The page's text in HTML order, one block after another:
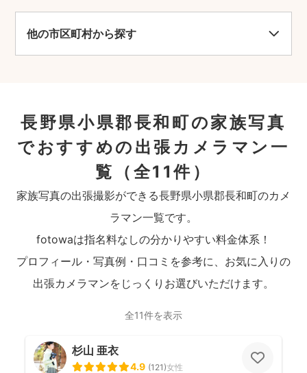
他の市区町村から探す
長野県小県郡長和町の家族写真
でおすすめの出張カメラマン一
覧
（全11件）
家族写真の出張撮影ができる長野県小県郡長和町のカメ
ラマン一覧です。
fotowaは指名料なしの分かりやすい料金体系！
プロフィール・写真例・口コミを参考に、お気に入りの
出張カメラマンをじっくりお選びいただけます。
全11件を表示
杉山 亜衣
4.9 (121)女性